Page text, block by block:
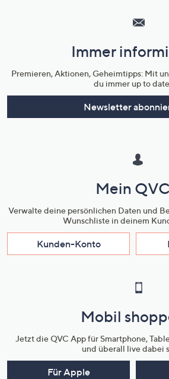
Immer
Premieren, Aktionen, Geheimtipps: Mit
du immer up to
Newsletter
Mein QVC
Verwalte deine persönlichen Daten und
Wunschliste in deinem
Kunden-Konto
Mobil
Jetzt die QVC App für Smartphone,
und überall live dabei
Für Apple